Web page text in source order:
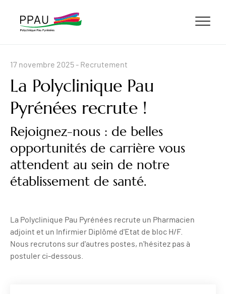
17 novembre 2025- Recrutement
La Polyclinique Pau
Pyrénées recrute !
Rejoignez-nous : de belles
opportunités de carrière vous
attendent au sein de notre
établissement de santé.
La Polyclinique Pau Pyrénées recrute un Pharmacien
adjoint et un Infirmier Diplômé d'Etat de bloc H/F.
Nous recrutons sur d'autres postes, n'hésitez pas à
postuler ci-dessous.